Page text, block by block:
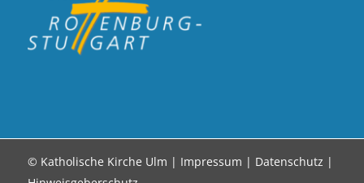
© Katholische Kirche Ulm | Impressum | Datenschutz |